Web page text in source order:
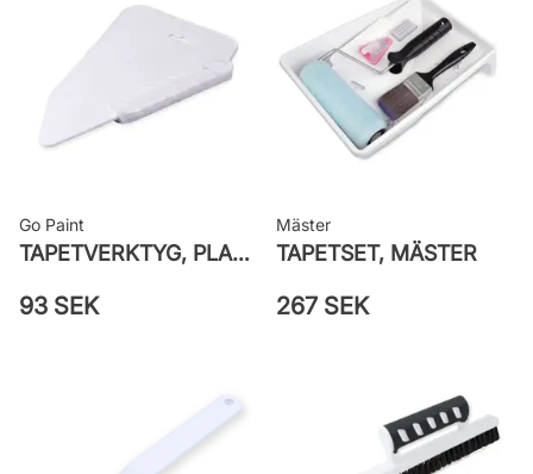
Leverantörens artikelnummer:
LV1215
Go Paint
TAPETVERKTYG, PLAST GO PAINT
93 SEK
Mäster
TAPETSET, MÄSTER
267 SEK